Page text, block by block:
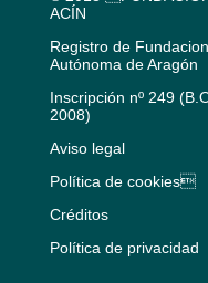
ACÍN
Registro de
Autónoma de Aragón
Inscripción nº 249
2008)
Aviso legal
Política de cookies
Créditos
Política de privacidad